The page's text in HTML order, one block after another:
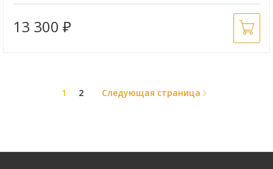
13 300 ₽
1 2 Следующая страница